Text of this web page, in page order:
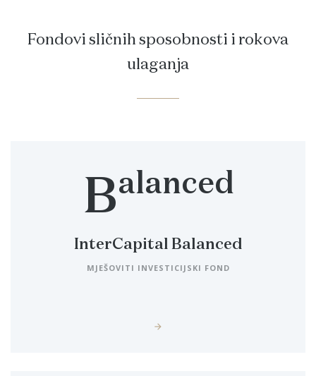
Fondovi sličnih sposobnosti i rokova
ulaganja
Balanced
InterCapital Balanced
MJEŠOVITI INVESTICIJSKI FOND